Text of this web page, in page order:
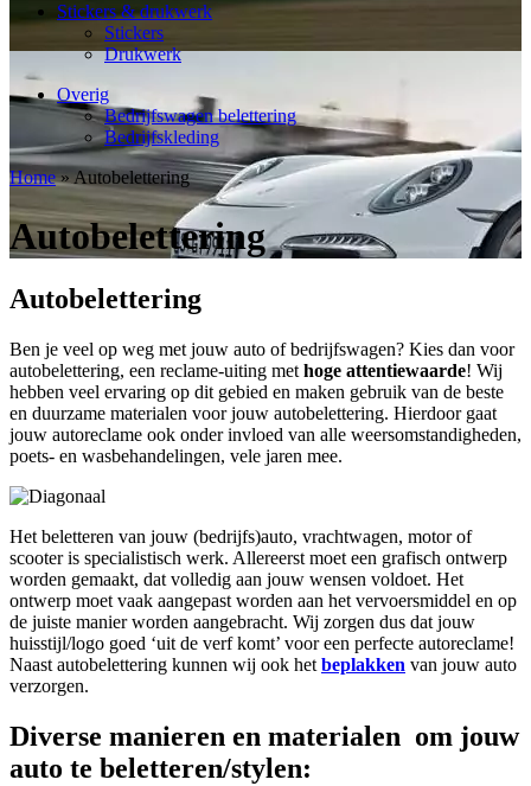
Stickers & drukwerk
Stickers
Drukwerk
Overig
Bedrijfswagen belettering
Bedrijfskleding
Home»Autobelettering
Autobelettering
Autobelettering
Ben je veel op weg met jouw auto of bedrijfswagen? Kies dan voor
autobelettering, een reclame-uiting met hoge attentiewaarde! Wij
hebben veel ervaring op dit gebied en maken gebruik van de beste
en duurzame materialen voor jouw autobelettering. Hierdoor gaat
jouw autoreclame ook onder invloed van alle weersomstandigheden,
poets- en wasbehandelingen, vele jaren mee.
Het beletteren van jouw (bedrijfs)auto, vrachtwagen, motor of
scooter is specialistisch werk. Allereerst moet een grafisch ontwerp
worden gemaakt, dat volledig aan jouw wensen voldoet. Het
ontwerp moet vaak aangepast worden aan het vervoersmiddel en op
de juiste manier worden aangebracht. Wij zorgen dus dat jouw
huisstijl/logo goed ‘uit de verf komt’ voor een perfecte autoreclame!
Naast autobelettering kunnen wij ook het beplakken van jouw auto
verzorgen.
Diverse manieren en materialen om jouw
auto te beletteren/stylen: